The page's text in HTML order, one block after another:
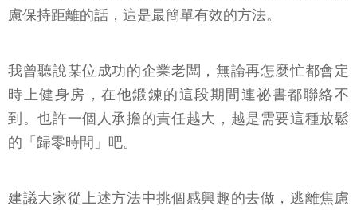
慮保持距離的話，這是最簡單有效的方法。
我曾聽說某位成功的企業老闆，無論再怎麼忙都會定
時上健身房，在他鍛鍊的這段期間連祕書都聯絡不
到。也許一個人承擔的責任越大，越是需要這種放鬆
的「歸零時間」吧。
建議大家從上述方法中挑個感興趣的去做，逃離焦慮